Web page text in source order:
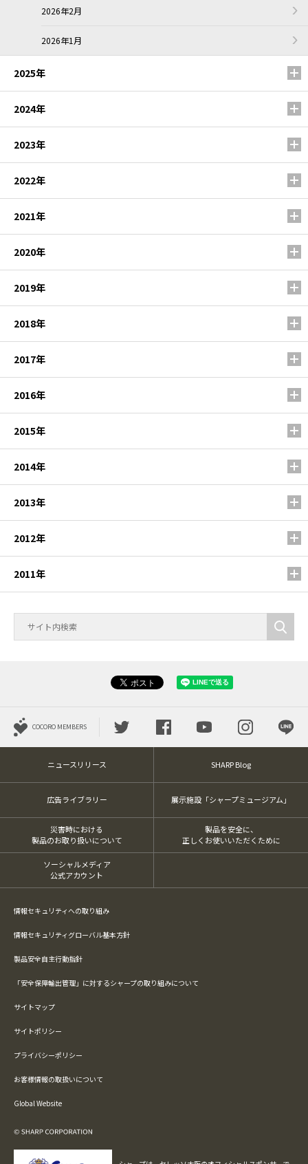
2026年2月
2026年1月
2025年
2024年
2023年
2022年
2021年
2020年
2019年
2018年
2017年
2016年
2015年
2014年
2013年
2012年
2011年
COCORO MEMBERS
ニュースリリース SHARP Blog
広告ライブラリー 展示施設「シャープミュージアム」
災害時における
製品のお取り扱いについて
製品を安全に、
正しくお使いいただくために
ソーシャルメディア
公式アカウント
情報セキュリティへの取り組み
情報セキュリティグローバル基本方針
製品安全自主行動指針
「安全保障輸出管理」に対するシャープの取り組みについて
サイトマップ
サイトポリシー
プライバシーポリシー
お客様情報の取扱いについて
Global Website